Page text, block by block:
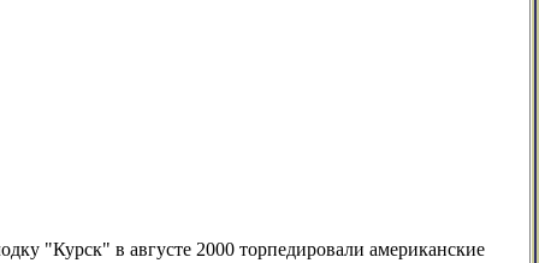
"Курск" в августе 2000 торпедировали американские